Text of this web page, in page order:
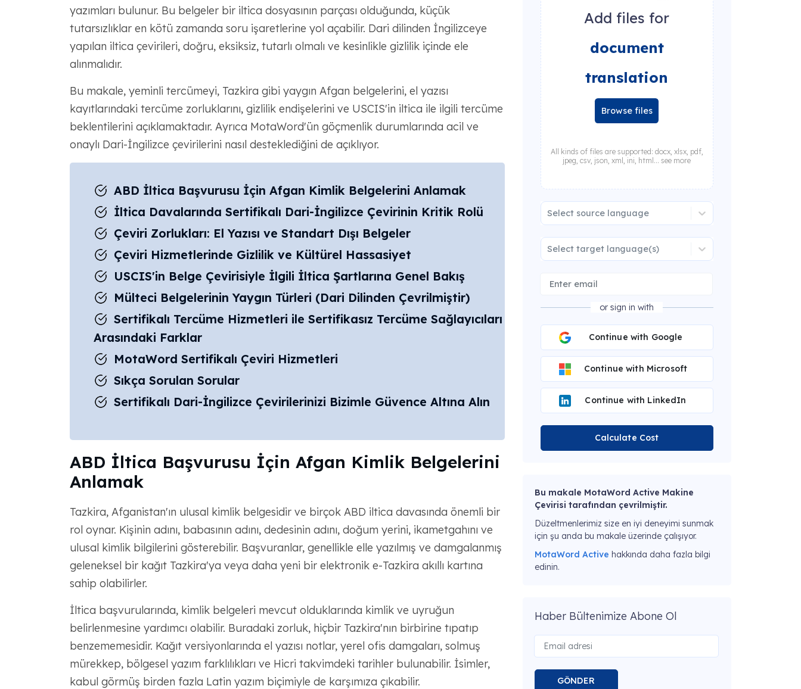
yazımları bulunur. Bu belgeler bir iltica dosyasının parçası olduğunda, küçük
tutarsızlıklar en kötü zamanda soru işaretlerine yol açabilir. Dari dilinden İngilizceye
yapılan iltica çevirileri, doğru, eksiksiz, tutarlı olmalı ve kesinlikle gizlilik içinde ele
alınmalıdır.
Bu makale, yeminli tercümeyi, Tazkira gibi yaygın Afgan belgelerini, el yazısı
kayıtlarındaki tercüme zorluklarını, gizlilik endişelerini ve USCIS'in iltica ile ilgili tercüme
beklentilerini açıklamaktadır. Ayrıca MotaWord'ün göçmenlik durumlarında acil ve
onaylı Dari-İngilizce çevirilerini nasıl desteklediğini de açıklıyor.
ABD İltica Başvurusu İçin Afgan Kimlik Belgelerini Anlamak
İltica Davalarında Sertifikalı Dari-İngilizce Çevirinin Kritik Rolü
Çeviri Zorlukları: El Yazısı ve Standart Dışı Belgeler
Çeviri Hizmetlerinde Gizlilik ve Kültürel Hassasiyet
USCIS'in Belge Çevirisiyle İlgili İltica Şartlarına Genel Bakış
Mülteci Belgelerinin Yaygın Türleri (Dari Dilinden Çevrilmiştir)
Sertifikalı Tercüme Hizmetleri ile Sertifikasız Tercüme Sağlayıcıları
Arasındaki Farklar
MotaWord Sertifikalı Çeviri Hizmetleri
Sıkça Sorulan Sorular
Sertifikalı Dari-İngilizce Çevirilerinizi Bizimle Güvence Altına Alın
ABD İltica Başvurusu İçin Afgan Kimlik Belgelerini
Anlamak
Tazkira, Afganistan'ın ulusal kimlik belgesidir ve birçok ABD iltica davasında önemli bir
rol oynar. Kişinin adını, babasının adını, dedesinin adını, doğum yerini, ikametgahını ve
ulusal kimlik bilgilerini gösterebilir. Başvuranlar, genellikle elle yazılmış ve damgalanmış
geleneksel bir kağıt Tazkira'ya veya daha yeni bir elektronik e-Tazkira akıllı kartına
sahip olabilirler.
İltica başvurularında, kimlik belgeleri mevcut olduklarında kimlik ve uyruğun
belirlenmesine yardımcı olabilir. Buradaki zorluk, hiçbir Tazkira'nın birbirine tıpatıp
benzememesidir. Kağıt versiyonlarında el yazısı notlar, yerel ofis damgaları, solmuş
mürekkep, bölgesel yazım farklılıkları ve Hicri takvimdeki tarihler bulunabilir. İsimler,
kabul görmüş birden fazla Latin yazım biçimiyle de karşımıza çıkabilir.
Add files for
document
translation
Browse files
All kinds of files are supported: docx, xlsx, pdf,
jpeg, csv, json, xml, ini, html... see more
Select source language
Select target language(s)
or sign in with
Continue with Google
Continue with Microsoft
Continue with LinkedIn
Calculate Cost
Bu makale MotaWord Active Makine
Çevirisi tarafından çevrilmiştir.
Düzeltmenlerimiz size en iyi deneyimi sunmak
için şu anda bu makale üzerinde çalışıyor.
MotaWord Active hakkında daha fazla bilgi
edinin.
Haber Bültenimize Abone Ol
GÖNDER